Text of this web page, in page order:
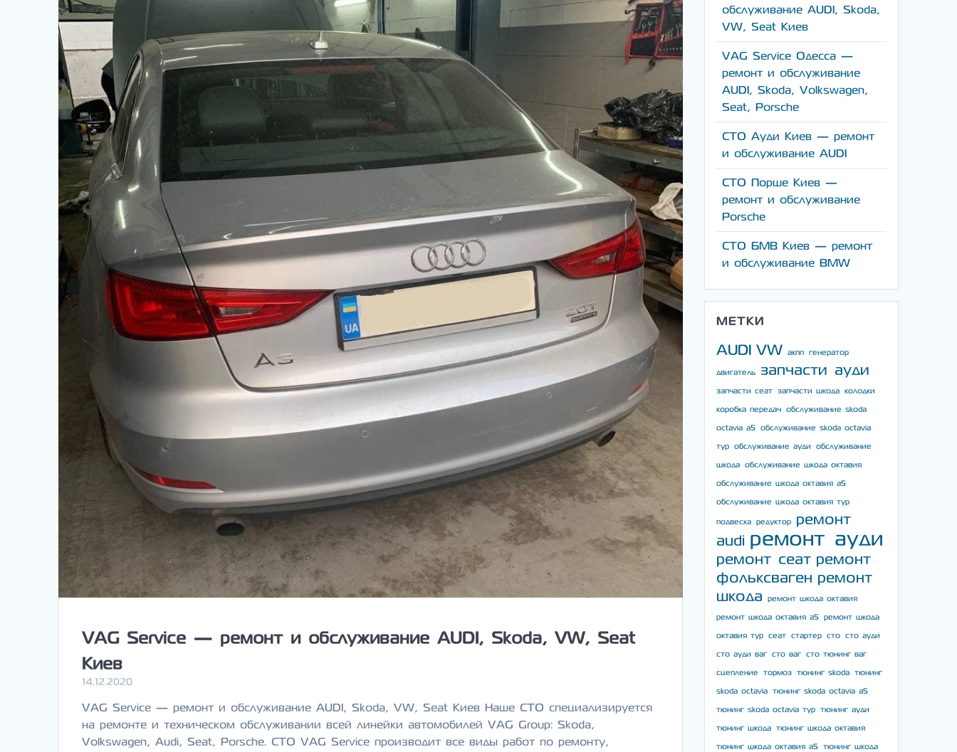
VAG Service — ремонт и обслуживание AUDI, Skoda, VW, Seat
Киев
14.12.2020
VAG Service — ремонт и обслуживание AUDI, Skoda, VW, Seat Киев Наше СТО специализируется
на ремонте и техническом обслуживании всей линейки автомобилей VAG Group: Skoda,
Volkswagen, Audi, Seat, Porsche. СТО VAG Service производит все виды работ по ремонту,
обслуживание AUDI, Skoda,
VW, Seat Киев
VAG Service Одесса —
ремонт и обслуживание
AUDI, Skoda, Volkswagen,
Seat, Porsche
СТО Ауди Киев — ремонт
и обслуживание AUDI
СТО Порше Киев —
ремонт и обслуживание
Porsche
СТО БМВ Киев — ремонт
и обслуживание BMW
МЕТКИ
AUDI VW акпп генератор
двигатель запчасти ауди
запчасти сеат запчасти шкода колодки
коробка передач обслуживание skoda
octavia a5 обслуживание skoda octavia
тур обслуживание ауди обслуживание
шкода обслуживание шкода октавия
обслуживание шкода октавия а5
обслуживание шкода октавия тур
подвеска редуктор
ремонт
audi ремонт ауди
ремонт сеат ремонт
фольксваген ремонт
шкода
ремонт шкода октавия
ремонт шкода октавия а5 ремонт шкода
октавия тур сеат стартер сто сто ауди
сто ауди ваг сто ваг сто тюнинг ваг
сцепление тормоз тюнинг skoda тюнинг
skoda octavia тюнинг skoda octavia a5
тюнинг skoda octavia тур тюнинг ауди
тюнинг шкода тюнинг шкода октавия
тюнинг шкода октавия а5 тюнинг шкода